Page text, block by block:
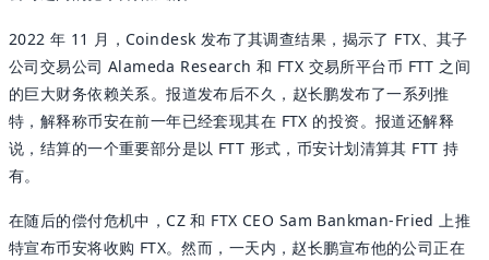
2022 年 11 月，Coindesk 发布了其调查结果，揭示了 FTX、其子
公司交易公司 Alameda Research 和 FTX 交易所平台币 FTT 之间
的巨大财务依赖关系。报道发布后不久，赵长鹏发布了一系列推
特，解释称币安在前一年已经套现其在 FTX 的投资。报道还解释
说，结算的一个重要部分是以 FTT 形式，币安计划清算其 FTT 持
有。
在随后的偿付危机中，CZ 和 FTX CEO Sam Bankman-Fried 上推
特宣布币安将收购 FTX。然而，一天内，赵长鹏宣布他的公司正在